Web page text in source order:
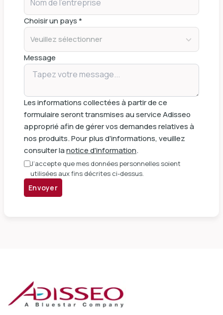
Choisir un pays *
Veuillez sélectionner
Message
Les informations collectées à partir de ce
formulaire seront transmises au service Adisseo
approprié afin de gérer vos demandes relatives à
nos produits. Pour plus d'informations, veuillez
consulter lanotice d'information.
J’accepte que mes données personnelles soient
utilisées aux fins décrites ci-dessus.
Envoyer